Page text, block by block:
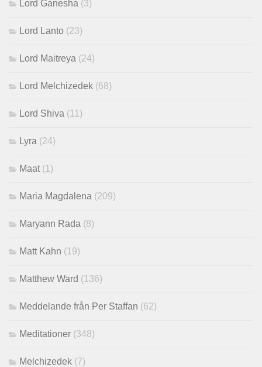
Lord Ganesha (3)
Lord Lanto (23)
Lord Maitreya (24)
Lord Melchizedek (68)
Lord Shiva (11)
Lyra (24)
Maat (1)
Maria Magdalena (209)
Maryann Rada (8)
Matt Kahn (19)
Matthew Ward (136)
Meddelande från Per Staffan (62)
Meditationer (348)
Melchizedek (7)